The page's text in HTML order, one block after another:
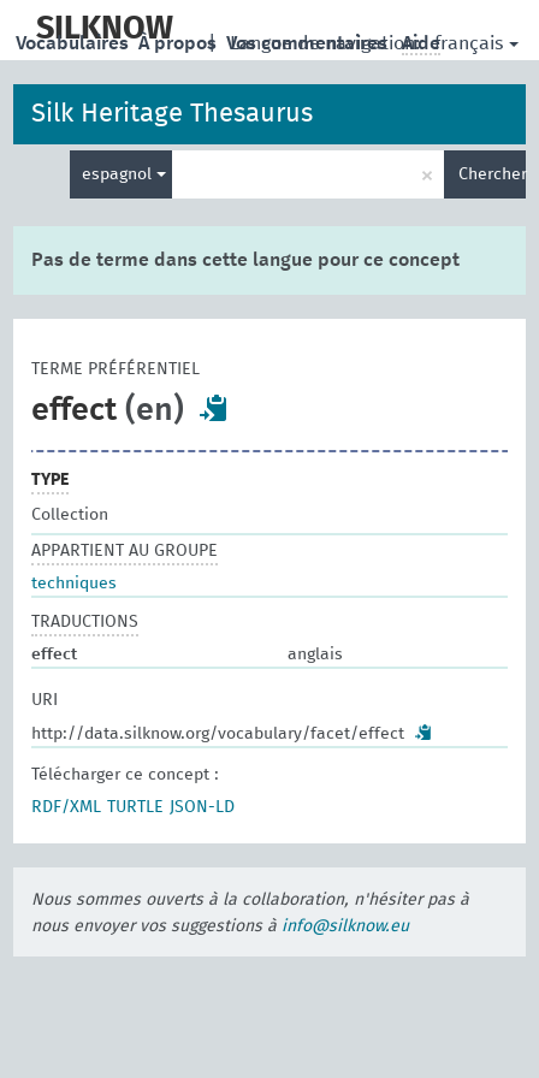
main
SILKNOW | Langue de navigation: français
Vocabulaires À propos Vos commentaires Aide
Silk Heritage Thesaurus
espagnol
recherche
× Chercher
Pas de terme dans cette langue pour ce concept
TERME PRÉFÉRENTIEL
effect(en)
TYPE
Collection
APPARTIENT AU GROUPE
techniques
TRADUCTIONS
effect
anglais
URI
http://data.silknow.org/vocabulary/facet/effect
Télécharger ce concept :
RDF/XML
TURTLE JSON-LD
Nous sommes ouverts à la collaboration, n'hésiter pas à
nous envoyer vos suggestions à info@silknow.eu